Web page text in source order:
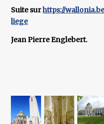
Suite surhttps://
liege
Jean Pierre Englebert.